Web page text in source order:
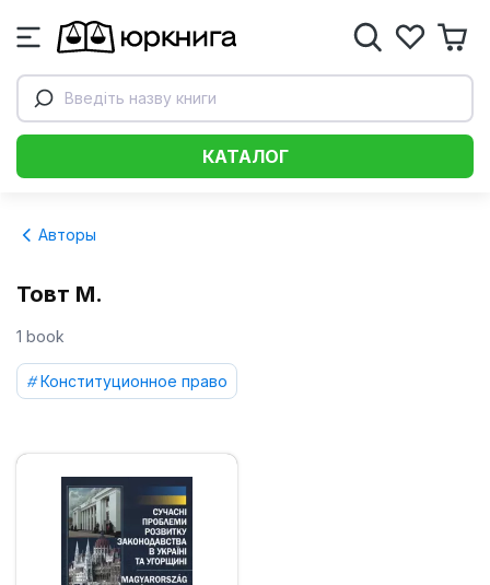
Введіть назву книги
КАТАЛОГ
Авторы
Товт М.
1 book
Конституционное право